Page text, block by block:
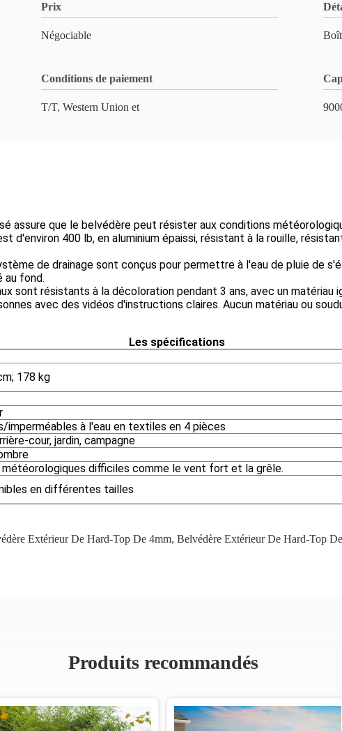
Prix
Négociable
Conditions de paiement
T/T, Western Union et
assure que le belvédère peut résister aux conditions
d'environ 400 lb, en aluminium épaissi, résistant à la rouille,
de drainage sont conçus pour permettre à l'eau de pluie de
au fond.
sont résistants à la décoloration pendant 3 ans, avec un
avec des vidéos d'instructions claires. Aucun matériau ou
Les spécifications
178 kg
imperméables à l'eau en textiles en 4 pièces
cour, jardin, campagne
difficiles comme le vent fort et la grêle.
en différentes tailles
Extérieur De Hard-Top De 4mm, Belvédère Extérieur De Hard-Top
Produits recommandés